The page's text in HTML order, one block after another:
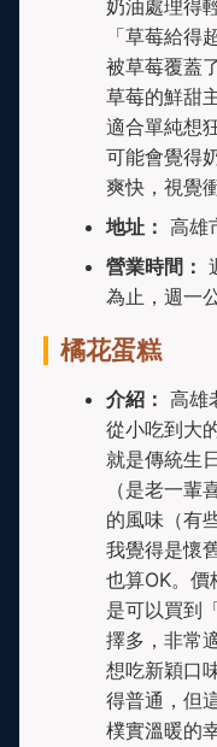
奶油處理得
「草莓給得
被草莓覆蓋
草莓的鮮甜
適合單純想
可能會覺得
爽快，視覺
地址： 高雄
營業時間：
為止，週一
橘花蛋糕
介紹： 高雄
從小吃到大
就是傳統生
（是老一
的風味（有
我覺得是懷
也算OK。價
是可以買到
擇多，非常
想吃新穎口
得普通，但
樸實溫暖的